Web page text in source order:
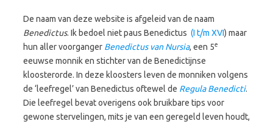
De naam van deze website is afgeleid van de naam
Benedictus. Ik bedoel niet paus Benedictus (I t/m XVI) maar
hun aller voorganger Benedictus van Nursia, een 5e
eeuwse monnik en stichter van de Benedictijnse
kloosterorde. In deze kloosters leven de monniken volgens
de ‘leefregel’ van Benedictus oftewel de Regula Benedicti.
Die leefregel bevat overigens ook bruikbare tips voor
gewone stervelingen, mits je van een geregeld leven houdt,